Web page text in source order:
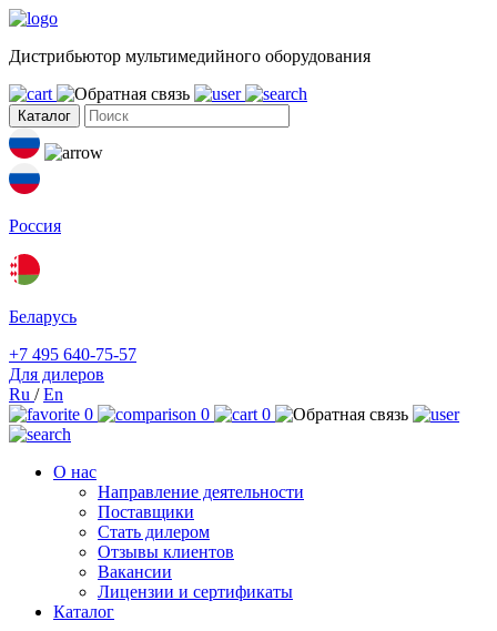
Дистрибьютор мультимедийного оборудования
Каталог
Россия
Беларусь
+7 495 640-75-57
Для дилеров
Ru /En
0
0 0
О нас
Направление деятельности
Поставщики
Стать дилером
Отзывы клиентов
Вакансии
Лицензии и сертификаты
Каталог